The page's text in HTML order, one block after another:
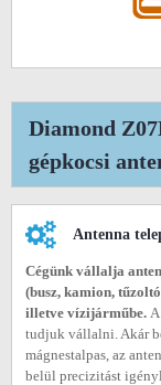
Diamond
gépkocsi
Antenna
Cégünk vállalja
(busz, kamion,
illetve vízijárműbe.
tudjuk vállalni. Akár
mágnestalpas, az
belül precizitást